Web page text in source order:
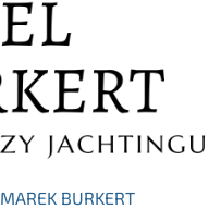
MAREK BURKERT